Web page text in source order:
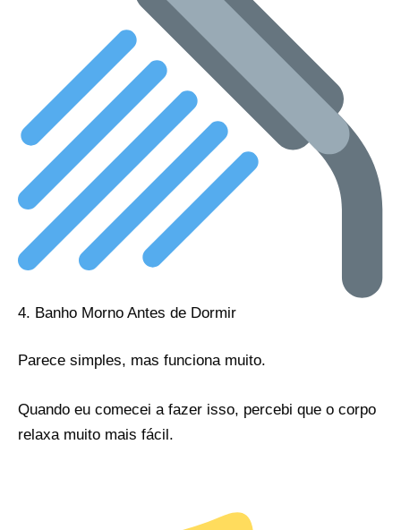
4. Banho Morno Antes de Dormir
Parece simples, mas funciona muito.
Quando eu comecei a fazer isso, percebi que o corpo
relaxa muito mais fácil.